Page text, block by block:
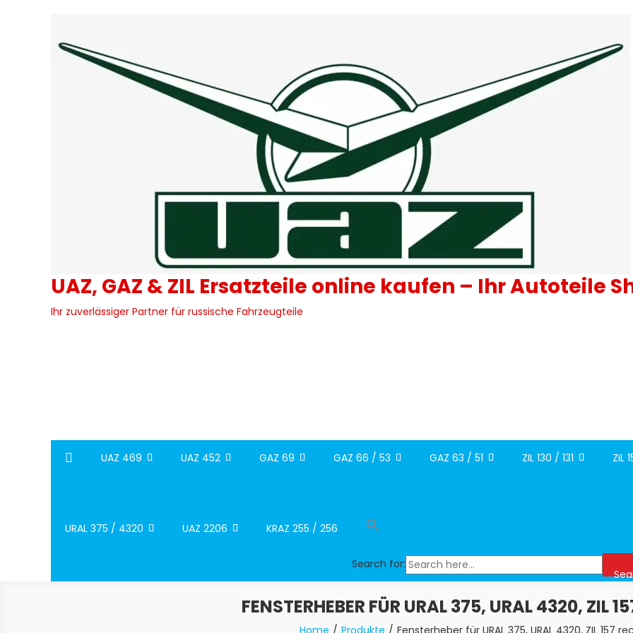
UAZ, GAZ & ZIL Ersatzteile online kaufen – Ihr Autoteile
Ihr zuverlässiger Partner für russische Fahrzeugteile
UAZ 469 UAZ 452 GAZ 69 GAZ 66 / 53 GAZ 63 / 51 ZIL 130 / 131 ZIL
URAL 375 / 4320 UAZ 2206 KRAZ 255 / 256
Search for:
FENSTERHEBER FÜR URAL 375, URAL 4320, ZIL
Home Produkte Fensterheber für URAL 375, URAL 4320, ZIL 157